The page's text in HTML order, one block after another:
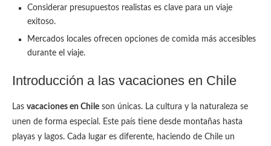
Considerar presupuestos realistas es clave para un viaje
exitoso.
Mercados locales ofrecen opciones de comida más accesibles
durante el viaje.
Introducción a las vacaciones en Chile
Las vacaciones en Chile son únicas. La cultura y la naturaleza se
unen de forma especial. Este país tiene desde montañas hasta
playas y lagos. Cada lugar es diferente, haciendo de Chile un